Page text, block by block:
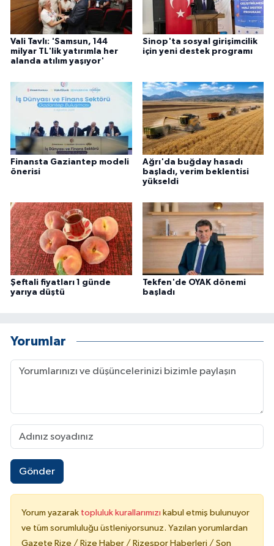
Vali Tavlı: 'Samsun, 144
milyar TL'lik yatırımla her
alanda atılım yaşıyor'
Sinop'ta sosyal girişimcilik
için yeni destek programı
Finansta Gaziantep modeli
önerisi
Ağrı'da buğday hasadı
başladı, verim beklentisi
yükseldi
Şeftali fiyatları 1 günde
yarıya düştü
Tekfen'de OYAK dönemi
başladı
Yorumlar
Gönder
Yorum yazarak topluluk kurallarımızı kabul etmiş bulunuyor
ve tüm sorumluluğu üstleniyorsunuz. Yazılan yorumlardan
Gazete Rize / Rize Haber / Rizespor Haberleri / Son